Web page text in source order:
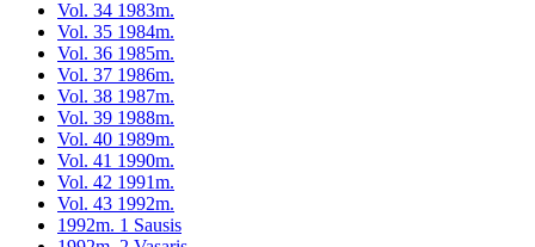
Vol. 34 1983m.
Vol. 35 1984m.
Vol. 36 1985m.
Vol. 37 1986m.
Vol. 38 1987m.
Vol. 39 1988m.
Vol. 40 1989m.
Vol. 41 1990m.
Vol. 42 1991m.
Vol. 43 1992m.
1992m. 1 Sausis